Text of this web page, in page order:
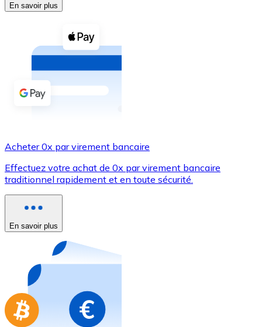
Voir toutes
Coupons crypto
Achetez des cryptomonnaies en espèces et d'autres
Acheter avec espèces
Virement SEPA
Utilisez les cartes Visa et Mastercard pour acheter
Acheter avec carte
Nouveau
Achetez des cartes-cadeaux de vos marques
Aller à la boutique de cartes-cadeaux
En savoir plus
Acheter 0x par virement bancaire
Effectuez votre achat de 0x par virement bancaire
traditionnel rapidement et en toute sécurité.
En savoir plus